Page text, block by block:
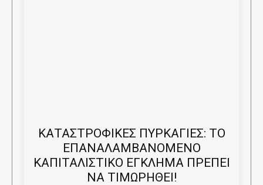
ΚΑΤΑΣΤΡΟΦΙΚΕΣ ΠΥΡΚΑΓΙΕΣ: ΤΟ
ΕΠΑΝΑΛΑΜΒΑΝΟΜΕΝΟ
ΚΑΠΙΤΑΛΙΣΤΙΚΟ ΕΓΚΛΗΜΑ ΠΡΕΠΕΙ
ΝΑ ΤΙΜΩΡΗΘΕΙ!